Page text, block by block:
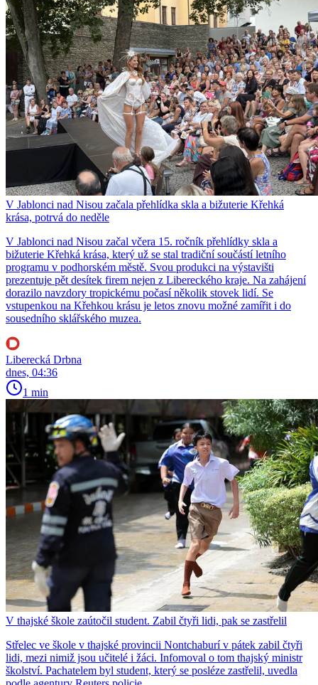
V Jablonci nad Nisou začala přehlídka skla a bižuterie Křehká
krása, potrvá do neděle
V Jablonci nad Nisou začal včera 15. ročník přehlídky skla a
bižuterie Křehká krása, který už se stal tradiční součástí letního
programu v podhorském městě. Svou produkci na výstavišti
prezentuje pět desítek firem nejen z Libereckého kraje. Na zahájení
dorazilo navzdory tropickému počasí několik stovek lidí. Se
vstupenkou na Křehkou krásu je letos znovu možné zamířit i do
sousedního sklářského muzea.
Liberecká Drbna
dnes, 04:36
1 min
V thajské škole zaútočil student. Zabil čtyři lidi, pak se zastřelil
Střelec ve škole v thajské provincii Nontchaburí v pátek zabil čtyři
lidi, mezi nimiž jsou učitelé i žáci. Infomoval o tom thajský ministr
školství. Pachatelem byl student, který se posléze zastřelil, uvedla